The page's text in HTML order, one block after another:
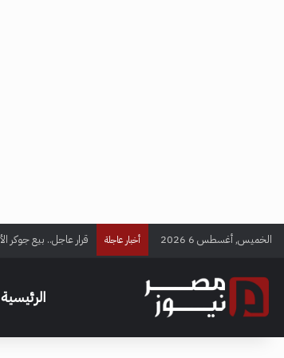
الخميس, أغسطس 6 2026 أخبار عاجلة
الرئيسية